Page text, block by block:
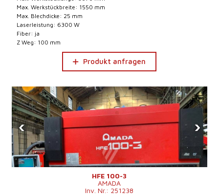
Max. Werkstückbreite: 1550 mm
Max. Blechdicke: 25 mm
Laserleistung: 6300 W
Fiber: ja
Z Weg: 100 mm
Produkt anfragen
‹ ›
HFE 100-3
AMADA
Inv. Nr.: 251238